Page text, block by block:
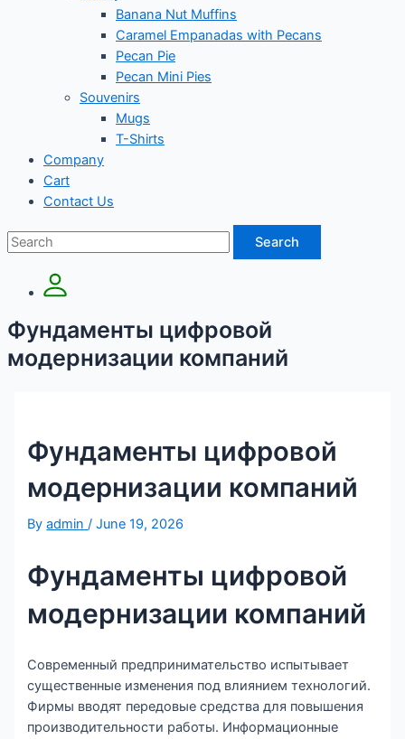
Banana Nut Muffins
Caramel Empanadas with Pecans
Pecan Pie
Pecan Mini Pies
Souvenirs
Mugs
T-Shirts
Company
Cart
Contact Us
Search
Фундаменты цифровой
модернизации компаний
Фундаменты цифровой
модернизации компаний
Byadmin/June 19, 2026
Фундаменты цифровой
модернизации компаний
Современный предпринимательство испытывает
существенные изменения под влиянием технологий.
Фирмы вводят передовые средства для повышения
производительности работы. Информационные